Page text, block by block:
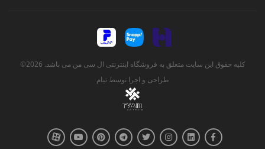
کلیه حقوق این سایت متعلق به فروشگاه اینترنتی ال سی من می باشد. 2026©
طراحی و اجرا توسطتیام